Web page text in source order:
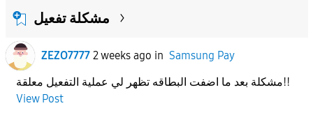
مشكلة تفعيل
ZEZO7777 2 weeks ago in Samsung Pay
مشكلة بعد ما اضفت البطاقه تظهر لي عملية التفعيل معلقة!!
View Post